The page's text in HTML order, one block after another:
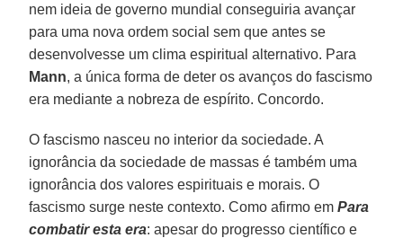
nem ideia de governo mundial conseguiria avançar
para uma nova ordem social sem que antes se
desenvolvesse um clima espiritual alternativo. Para
Mann, a única forma de deter os avanços do fascismo
era mediante a nobreza de espírito. Concordo.
O fascismo nasceu no interior da sociedade. A
ignorância da sociedade de massas é também uma
ignorância dos valores espirituais e morais. O
fascismo surge neste contexto. Como afirmo emPara
combatir esta era: apesar do progresso científico e